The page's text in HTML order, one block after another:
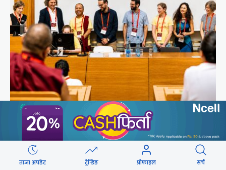
सुरक्षा रिपोर्ट : प्राज्ञिक आवरणमा तिब्बत पक्षीय भाष्य
निर्माणको योजना
ताजा अपडेट ट्रेन्डिङ प्रोफाइल सर्च